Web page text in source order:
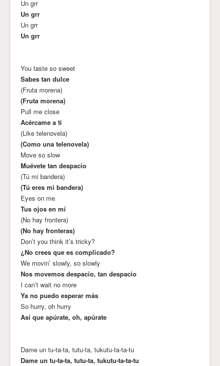
Un grr
Un grr
Un grr
Un grr
You taste so sweet
Sabes tan dulce
(Fruta morena)
(Fruta morena)
Pull me close
Acércame a ti
(Like telenovela)
(Como una telenovela)
Move so slow
Muévete tan despacio
(Tú mi bandera)
(Tú eres mi bandera)
Eyes on me
Tus ojos en mí
(No hay frontera)
(No hay fronteras)
Don’t you think it’s tricky?
¿No crees que es complicado?
We movin’ slowly, so slowly
Nos movemos despacio, tan despacio
I can’t wait no more
Ya no puedo esperar más
So hurry, oh hurry
Así que apúrate, oh, apúrate
Dame un tu-ta-ta, tutu-ta, tukutu-ta-ta-tu
Dame un tu-ta-ta, tutu-ta, tukutu-ta-ta-tu